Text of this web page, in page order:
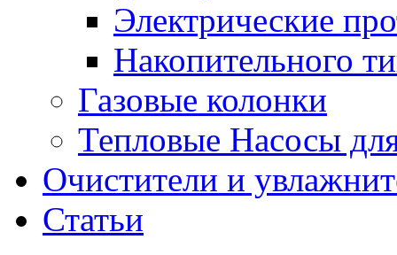
Электрические
Накопительного
Газовые колонки
Тепловые Насосы
Очистители и
Статьи